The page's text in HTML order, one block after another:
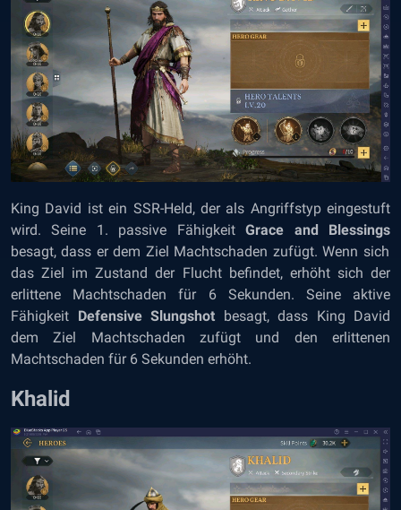
King David ist ein SSR-Held, der als Angriffstyp eingestuft
wird. Seine 1. passive FähigkeitGrace and Blessings
besagt, dass er dem Ziel Machtschaden zufügt. Wenn sich
das Ziel im Zustand der Flucht befindet, erhöht sich der
erlittene Machtschaden für 6 Sekunden. Seine aktive
Fähigkeit Defensive Slungshot besagt, dass King David
dem Ziel Machtschaden zufügt und den erlittenen
Machtschaden für 6 Sekunden erhöht.
Khalid